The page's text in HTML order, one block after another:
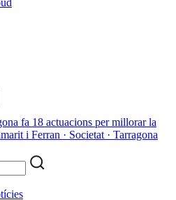
fa 18 actuacions per millorar la
i Ferran · Societat · Tarragona